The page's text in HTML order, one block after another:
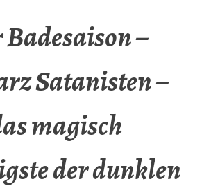
–
Satanisten –
magisch
der dunklen